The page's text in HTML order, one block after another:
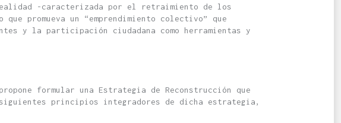
-caracterizada por el retraimiento de los
promueva un “emprendimiento colectivo” que
y la participación ciudadana como herramientas y
formular una Estrategia de Reconstrucción que
principios integradores de dicha estrategia,